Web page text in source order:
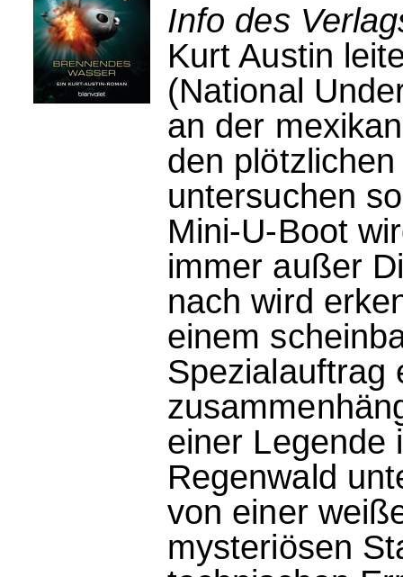
Info des
Kurt Austin
(National
an der
den
untersuchen
Mini-U-Boot
immer außer
nach wird
einem
Spezialauftrag
einer Legende
Regenwald
von einer
mysteriösen